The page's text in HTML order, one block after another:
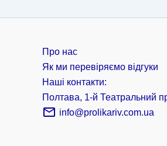
Про нас
Як ми перевіряємо відгуки
Наші контакти:
Полтава, 1-й Театральний
info@prolikariv.com.ua